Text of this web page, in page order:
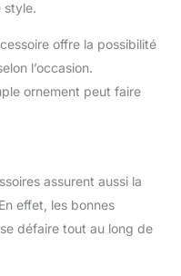
style.
offre la possibilité
l’occasion.
ornement peut faire
assurent aussi la
effet, les bonnes
défaire tout au long de